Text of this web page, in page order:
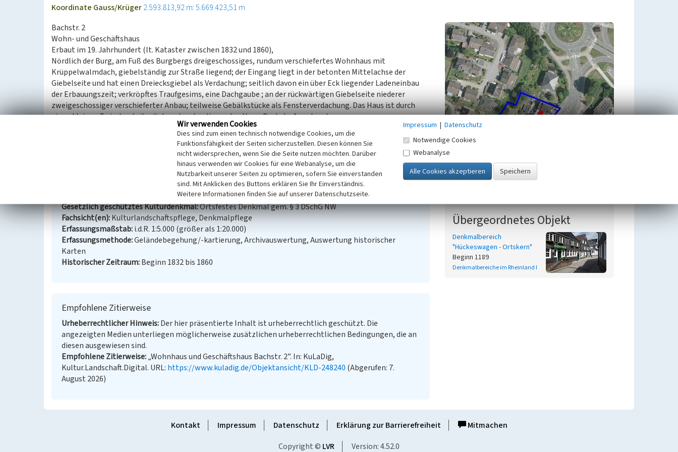
Koordinate Gauss/Krüger2.593.813,92 m: 5.669.423,51 m
Bachstr. 2
Wohn- und Geschäftshaus
Erbaut im 19. Jahrhundert (lt. Kataster zwischen 1832 und 1860),
Nördlich der Burg, am Fuß des Burgbergs dreigeschossiges, rundum verschiefertes Wohnhaus mit
Krüppelwalmdach, giebelständig zur Straße liegend; der Eingang liegt in der betonten Mittelachse der
Giebelseite und hat einen Dreiecksgiebel als Verdachung; seitlich davon ein über Eck liegender Ladeneinbau
der Erbauungszeit; verkröpftes Traufgesims, eine Dachgaube ; an der rückwärtigen Giebelseite niederer
zweigeschossiger verschieferter Anbau; teilweise Gebälkstücke als Fensterverdachung. Das Haus ist durch
einen kleinen Zwischenteil mit dem danebenliegenden Haus, Bachstr. 4, verbunden.
(Dimitrij Davydov und Denis Kretzschmar, LVR-Amt für Denkmalpflege im Rheinland, Überprüfung des
Unterschutzstellungstextes vor Ort 2008)
Wohnhaus und Geschäftshaus Bachstr. 2
Geschäftshaus
Gesetzlich geschütztes Kulturdenkmal Ortsfestes Denkmal gem. § 3 DSchG NW
Fachsicht(en) Kulturlandschaftspflege, Denkmalpflege
Erfassungsmaßstab i.d.R. 1:5.000 (größer als 1:20.000)
Erfassungsmethode Geländebegehung/-kartierung, Archivauswertung, Auswertung historischer
Karten
Historischer Zeitraum Beginn 1832 bis 1860
Empfohlene Zitierweise
Urheberrechtlicher Hinweis Der hier präsentierte Inhalt ist urheberrechtlich geschützt. Die
angezeigten Medien unterliegen möglicherweise zusätzlichen urheberrechtlichen Bedingungen, die an
diesen ausgewiesen sind.
Empfohlene Zitierweise „Wohnhaus und Geschäftshaus Bachstr. 2”. In: KuLaDig,
Kultur.Landschaft.Digital. URL: https://www.kuladig.de/Objektansicht/KLD-248240 (Abgerufen: 7.
August 2026)
Übergeordnetes Objekt
Denkmalbereich
"Hückeswagen - Ortskern"
Beginn 1189
Denkmalbereiche im Rheinland I
Kontakt Impressum Datenschutz Erklärung zur Barrierefreiheit
Mitmachen
Copyright © LVR Version: 4.52.0
Wir verwenden Cookies
Dies sind zum einen technisch notwendige Cookies, um die
Funktionsfähigkeit der Seiten sicherzustellen. Diesen können Sie
nicht widersprechen, wenn Sie die Seite nutzen möchten. Darüber
hinaus verwenden wir Cookies für eine Webanalyse, um die
Nutzbarkeit unserer Seiten zu optimieren, sofern Sie einverstanden
sind. Mit Anklicken des Buttons erklären Sie Ihr Einverständnis.
Weitere Informationen finden Sie auf unserer Datenschutzseite.
Impressum | Datenschutz
Notwendige Cookies
Webanalyse